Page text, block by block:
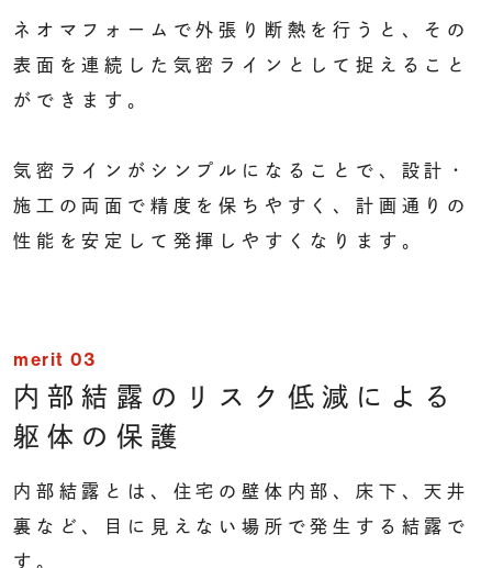
ネオマフォームで外張り断熱を行うと、 その
表面を連続した気密ラインとして捉えること
ができます。
気密ラインがシンプルになることで、 設計・
施工の両面で精度を保ちやすく、 計画通りの
性能を安定して発揮しやすくなります。
merit 03
内部結露のリスク低減による
躯体の保護
内部結露とは、住宅の壁体内部、床下、天井
裏など、目に見えない場所で発生する結露で
す。